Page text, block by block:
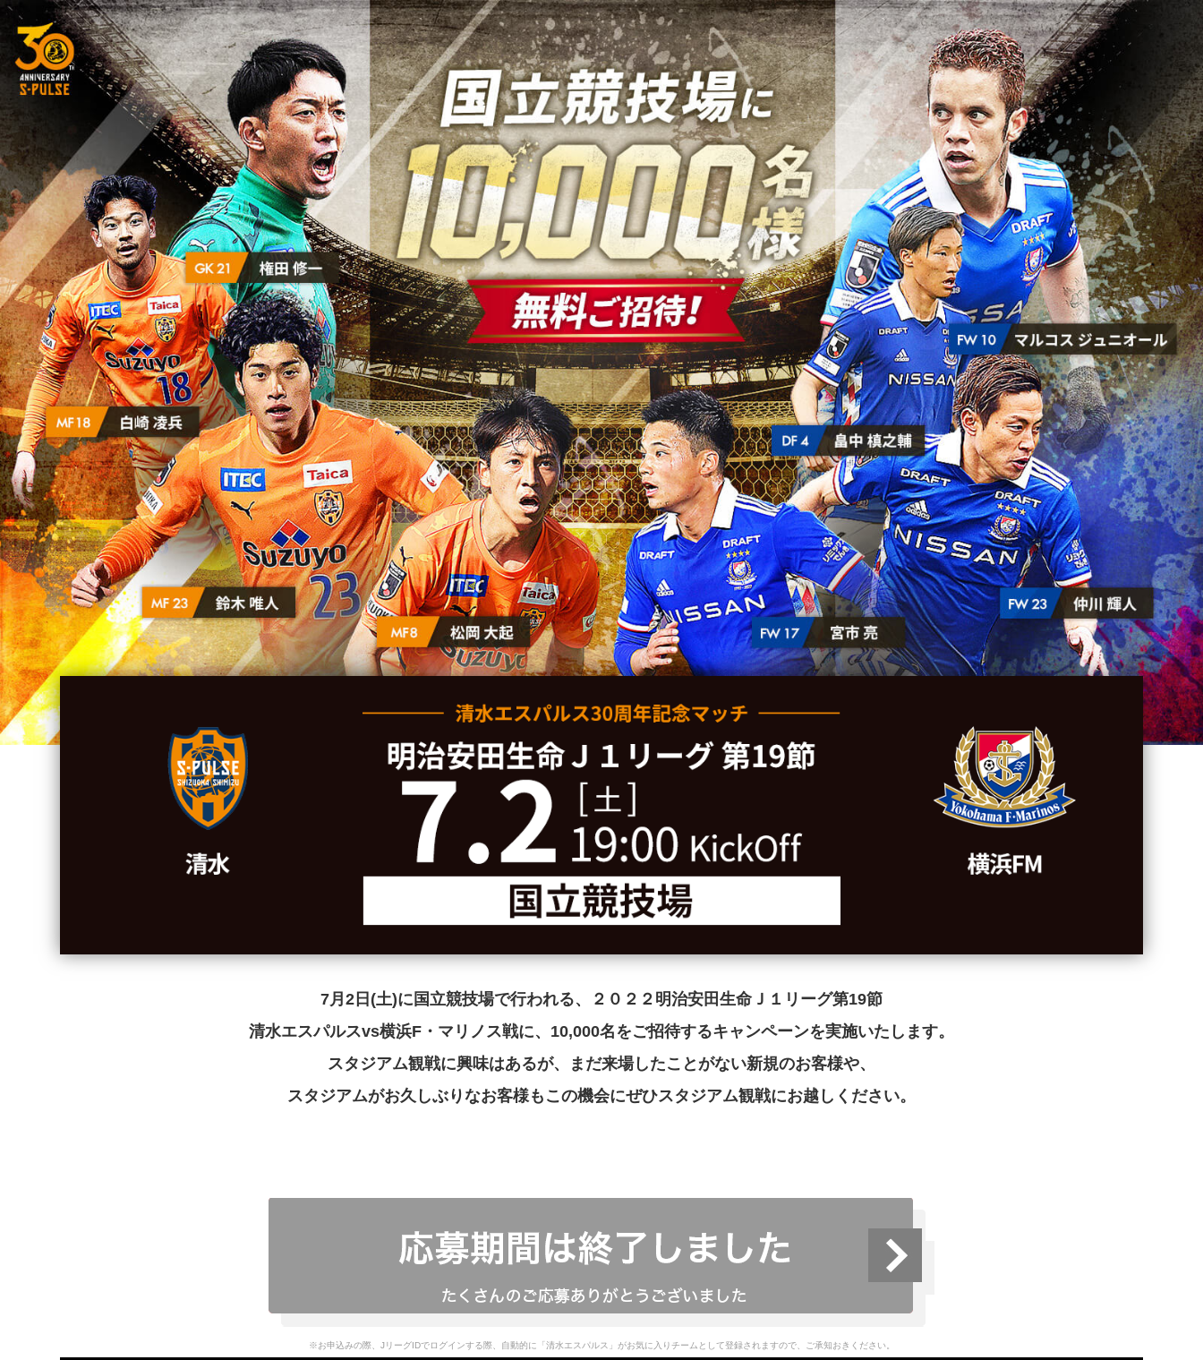
7月2日(土)に国立競技場で行われる、２０２２明治安田生命Ｊ１リーグ第19節
清水エスパルスvs横浜F・マリノス戦に、10,000名をご招待するキャンペーンを実施いたします。
スタジアム観戦に興味はあるが、まだ来場したことがない新規のお客様や、
スタジアムがお久しぶりなお客様もこの機会にぜひスタジアム観戦にお越しください。
※お申込みの際、JリーグIDでログインする際、自動的に「清水エスパルス」がお気に入りチームとして登録されますので、ご承知おきください。